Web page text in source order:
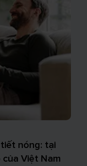
nóng: tại
Việt Nam